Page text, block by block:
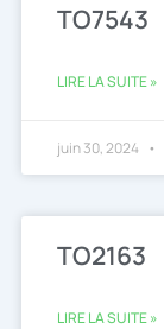
TO7543
LIRE LA SUITE »
juin 30, 2024
TO2163
LIRE LA SUITE »